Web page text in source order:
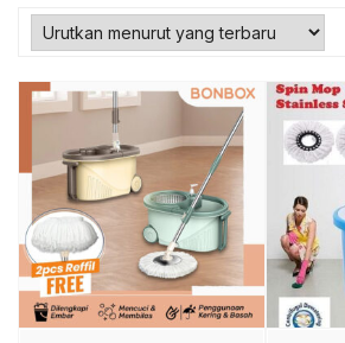
Baca selengkapnya